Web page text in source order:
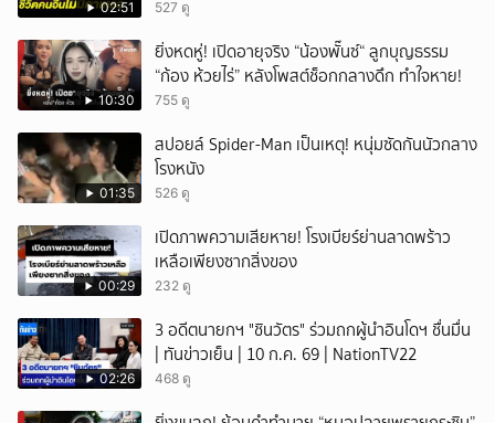
02:51 527 ดู
10:30
ยิ่งหดหู่! เปิดอายุจริง “น้องพั๊นซ์“ ลูกบุญธรรม
“ก้อง ห้วยไร่” หลังโพสต์ช็อกกลางดึก ทำใจหาย!
755 ดู
01:35
สปอยล์ Spider-Man เป็นเหตุ! หนุ่มซัดกันนัวกลาง
โรงหนัง
526 ดู
00:29
เปิดภาพความเสียหาย! โรงเบียร์ย่านลาดพร้าว
เหลือเพียงซากสิ่งของ
232 ดู
02:26
3 อดีตนายกฯ "ชินวัตร" ร่วมถกผู้นำอินโดฯ ชื่นมื่น
| ทันข่าวเย็น | 10 ก.ค. 69 | NationTV22
468 ดู